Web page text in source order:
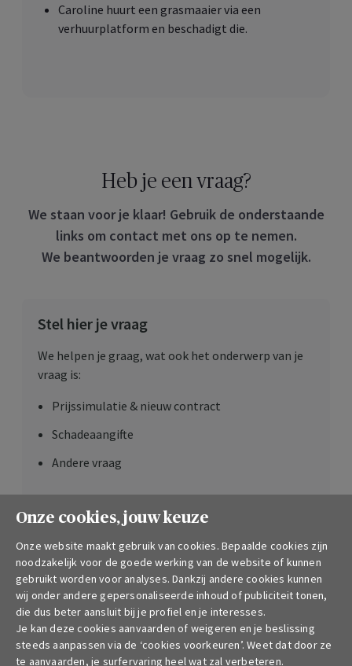
Caroline huurt een grasmaaier via een
verhuurplatform en beschadigt die.
Heb je een vraag?
We staan voor je klaar! Gebruik de onderstaande
links om contact met ons op te nemen.
We beantwoorden je vraag zo snel mogelijk.
Stel hier je vraag
We helpen je graag, wat ook het onderwerp van je
vraag is:
Prijssimulatie & nieuw contract
Schadeaangifte
Andere vraag
Contacteer me
Wil je een klacht indienen?
Contacteer onze afdelingCustomerProtection
Je krijgt dan een ontvangstbevestiging met het
referentienummer van je klacht en de naam van
onze collega die voor jouw dossier zorgt.
Onze cookies, jouw keuze
Onze website maakt gebruik van cookies. Bepaalde cookies zijn
noodzakelijk voor de goede werking van de website of kunnen
gebruikt worden voor analyses. Dankzij andere cookies kunnen
wij onder andere gepersonaliseerde inhoud of publiciteit tonen,
die dus beter aansluit bij je profiel en je interesses.
Je kan deze cookies aanvaarden of weigeren en je beslissing
steeds aanpassen via de ‘cookies voorkeuren’. Weet dat door ze
te aanvaarden, je surfervaring heel wat zal verbeteren.